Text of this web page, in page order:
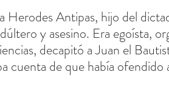
Herodes Antipas, hijo del
y asesino. Era egoísta,
decapitó a Juan el
cuenta de que había ofendido